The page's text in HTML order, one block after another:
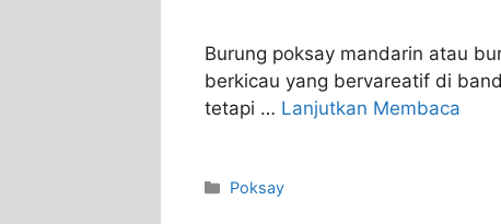
Burung poksay mandarin atau
berkicau yang bervareatif di
tetapi … Lanjutkan Membaca
Categories
Poksay